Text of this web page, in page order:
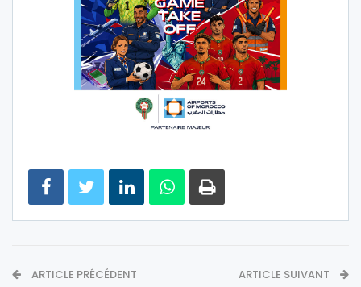
ARTICLE PRÉCÉDENT ARTICLE SUIVANT